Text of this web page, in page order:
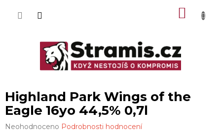
Highland Park Wings of the
Eagle 16yo 44,5% 0,7l
Průměrné
Neohodnoceno Podrobnosti hodnocení